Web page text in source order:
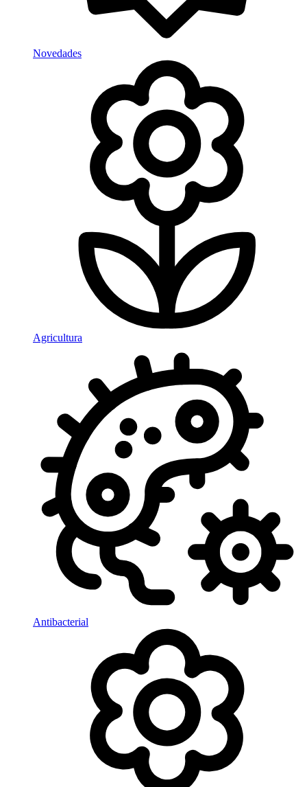
Novedades
Agricultura
Antibacterial